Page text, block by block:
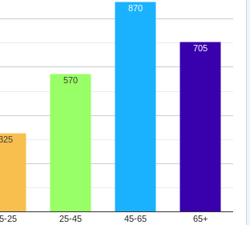
25 25-45 45-65 65+
570
870
705